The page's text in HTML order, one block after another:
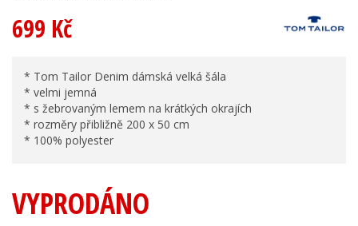
699 Kč
* Tom Tailor Denim dámská velká šála
* velmi jemná
* s žebrovaným lemem na krátkých okrajích
* rozměry přibližně 200 x 50 cm
* 100% polyester
VYPRODÁNO